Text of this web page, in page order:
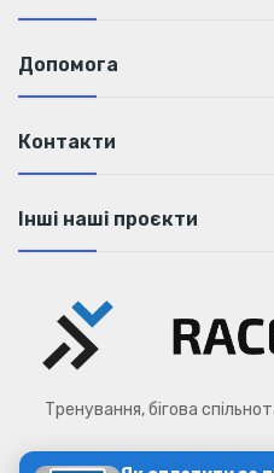
Допомога
Контакти
Інші наші проєкти
Тренування, бігова